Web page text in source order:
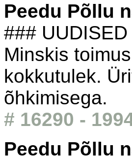
Peedu Põllu
###
Minskis
kokkutulek.
õhkimisega.
# 16290 -
Peedu Põllu